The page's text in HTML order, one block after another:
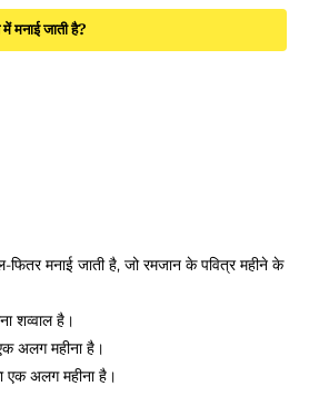
मनाई जाती है?
मनाई जाती है, जो रमजान के पवित्र महीने के
शव्वाल है।
अलग महीना है।
एक अलग महीना है।